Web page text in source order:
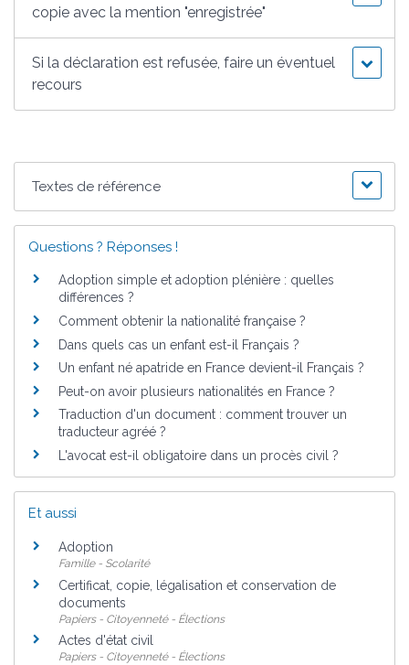
copie avec la mention "enregistrée"
Si la déclaration est refusée, faire un éventuel
recours
Textes de référence
Questions ? Réponses !
Adoption simple et adoption plénière : quelles
différences ?
Comment obtenir la nationalité française ?
Dans quels cas un enfant est-il Français ?
Un enfant né apatride en France devient-il Français ?
Peut-on avoir plusieurs nationalités en France ?
Traduction d'un document : comment trouver un
traducteur agréé ?
L'avocat est-il obligatoire dans un procès civil ?
Et aussi
Adoption
Famille - Scolarité
Certificat, copie, légalisation et conservation de
documents
Papiers - Citoyenneté - Élections
Actes d'état civil
Papiers - Citoyenneté - Élections